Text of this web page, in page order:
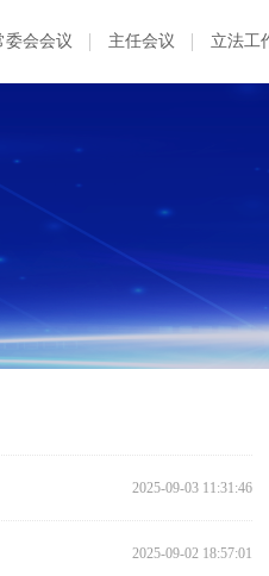
委会会议 主任会议 立法工
2025-09-03 11:31:46
2025-09-02 18:57:01